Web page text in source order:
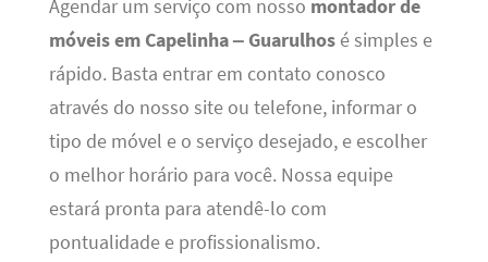
Agendar um serviço com nosso montador de
móveis em Capelinha – Guarulhosé simples e
rápido. Basta entrar em contato conosco
através do nosso site ou telefone, informar o
tipo de móvel e o serviço desejado, e escolher
o melhor horário para você. Nossa equipe
estará pronta para atendê-lo com
pontualidade e profissionalismo.